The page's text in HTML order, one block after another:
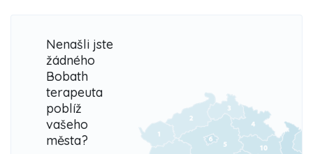
Nenašli jste
žádného
Bobath
terapeuta
poblíž
vašeho
města?